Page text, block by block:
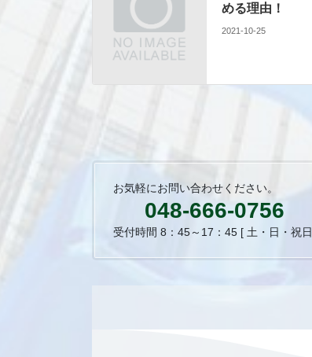
める理由！
2021-10-25
お気軽にお問い合わせください。
048-666-0756
受付時間 8：45～17：45 [ 土・日・祝